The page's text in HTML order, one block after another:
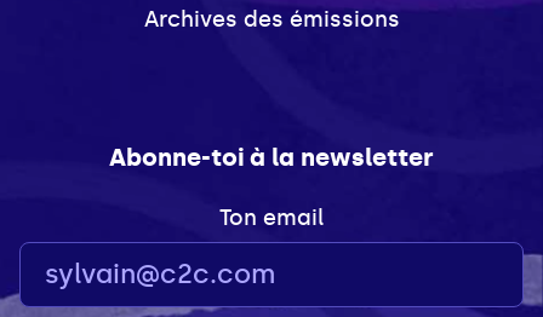
Archives des émissions
Abonne-toi à la newsletter
Ton email